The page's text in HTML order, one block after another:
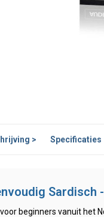
> Specificaties
Sardisch
beginners vanuit het